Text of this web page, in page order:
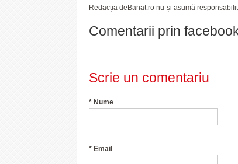
Redacția deBanat.ro nu-și asumă
Comentarii prin
Scrie un comentariu
* Nume
* Email